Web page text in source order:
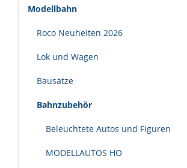
Modellbahn
Roco Neuheiten 2026
Lok und Wagen
Bausätze
Bahnzubehör
Beleuchtete Autos und Figuren
MODELLAUTOS HO